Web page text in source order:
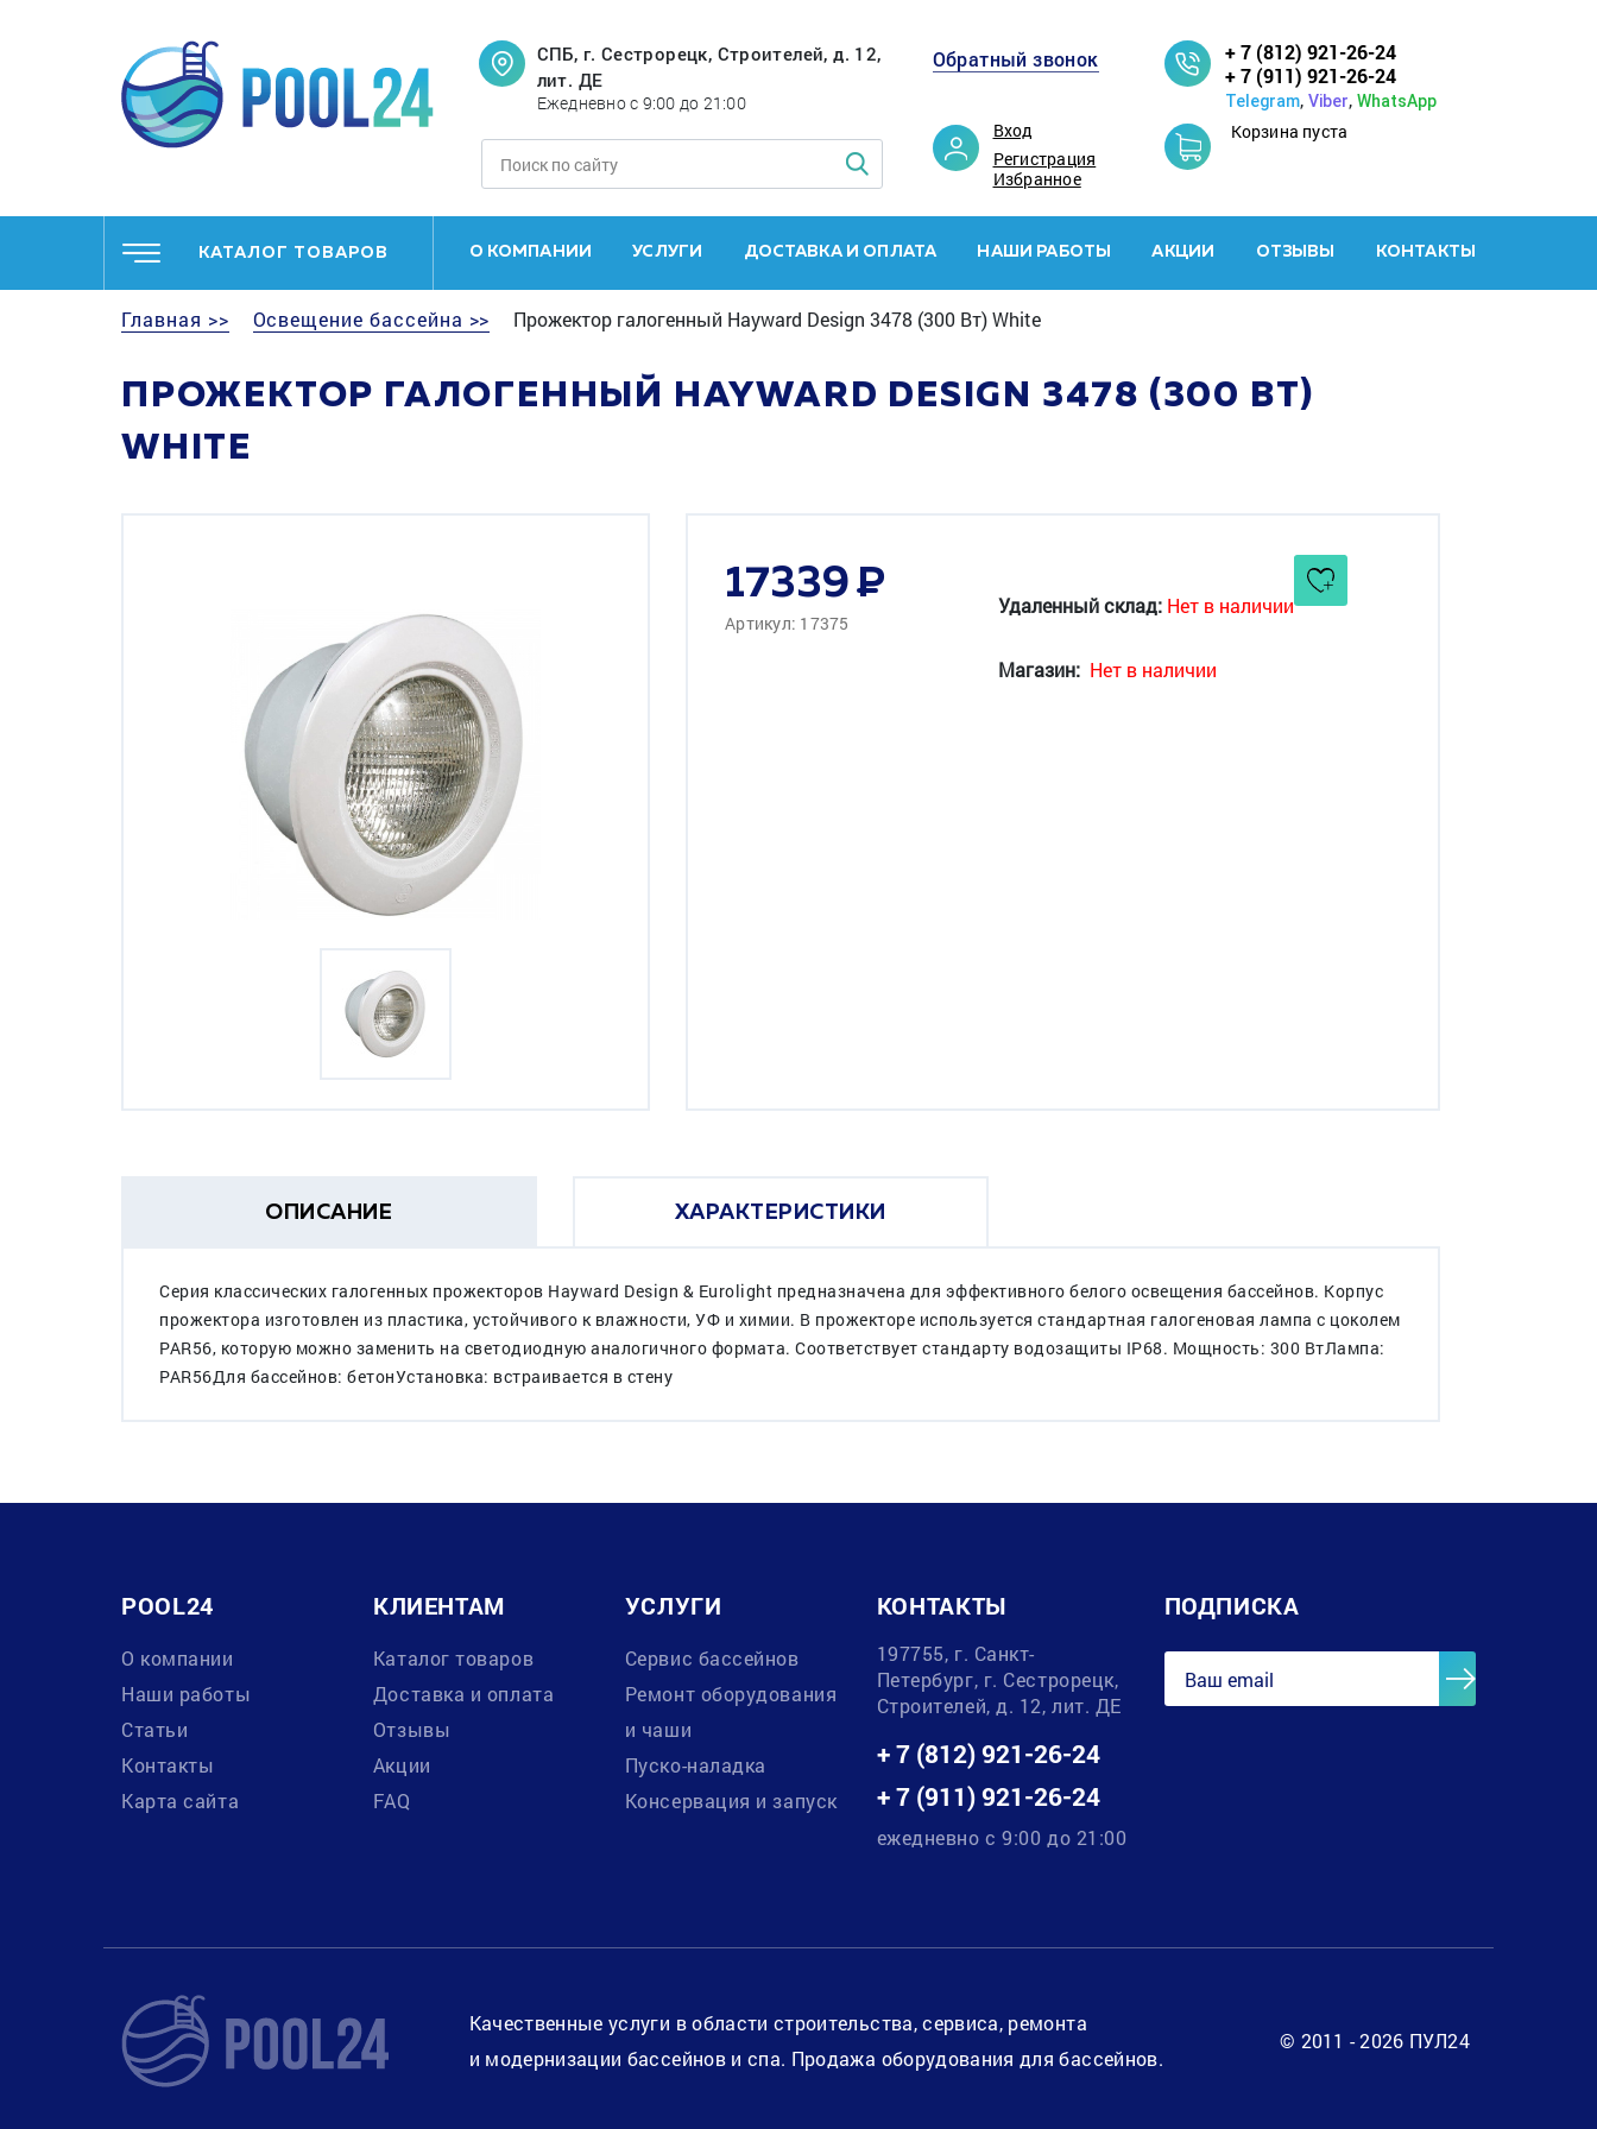
СПБ, г. Сестрорецк, Строителей, д. 12,
лит. ДЕ
Ежедневно с 9:00 до 21:00
Обратный звонок
Вход
Регистрация
Избранное
+ 7 (812) 921-26-24
+ 7 (911) 921-26-24
Telegram, Viber, WhatsApp
Корзина пуста
КАТАЛОГ ТОВАРОВ О КОМПАНИИ УСЛУГИ ДОСТАВКА И ОПЛАТА НАШИ РАБОТЫ АКЦИИ ОТЗЫВЫ КОНТАКТЫ
Главная >> Освещение бассейна >> Прожектор галогенный Hayward Design 3478 (300 Вт) White
ПРОЖЕКТОР ГАЛОГЕННЫЙ HAYWARD DESIGN 3478 (300 ВТ)
WHITE
17339
Артикул: 17375
Удаленный склад: Нет в наличии
Магазин: Нет в наличии
ОПИСАНИЕ ХАРАКТЕРИСТИКИ
Серия классических галогенных прожекторов Hayward Design & Eurolight предназначена для эффективного белого освещения бассейнов. Корпус
прожектора изготовлен из пластика, устойчивого к влажности, УФ и химии. В прожекторе используется стандартная галогеновая лампа с цоколем
PAR56, которую можно заменить на светодиодную аналогичного формата. Соответствует стандарту водозащиты IP68. Мощность: 300 ВтЛампа:
PAR56Для бассейнов: бетонУстановка: встраивается в стену
POOL24
О компании
Наши работы
Статьи
Контакты
Карта сайта
КЛИЕНТАМ
Каталог товаров
Доставка и оплата
Отзывы
Акции
FAQ
УСЛУГИ
Сервис бассейнов
Ремонт оборудования
и чаши
Пуско-наладка
Консервация и запуск
КОНТАКТЫ
197755, г. Санкт-
Петербург, г. Сестрорецк,
Строителей, д. 12, лит. ДЕ
+ 7 (812) 921-26-24
+ 7 (911) 921-26-24
ежедневно с 9:00 до 21:00
ПОДПИСКА
Качественные услуги в области строительства, сервиса, ремонта
и модернизации бассейнов и спа. Продажа оборудования для бассейнов.
© 2011 - 2026 ПУЛ24